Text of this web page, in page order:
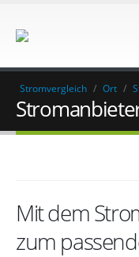
Stromvergleich / Ort /
Mit dem
zum